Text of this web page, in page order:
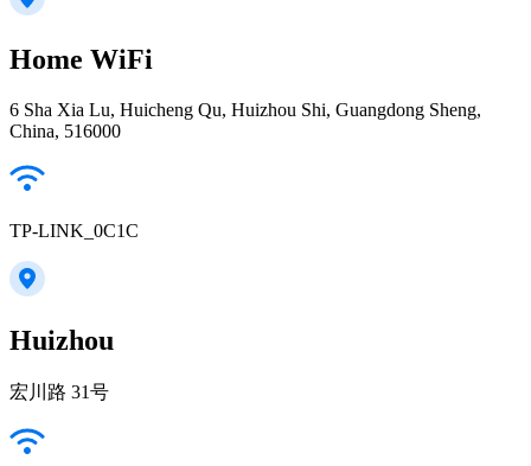
Home WiFi
6 Sha Xia Lu, Huicheng Qu, Huizhou Shi, Guangdong Sheng,
China, 516000
TP-LINK_0C1C
Huizhou
宏川路 31号